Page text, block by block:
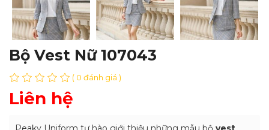
Bộ Vest Nữ 107043
( 0 đánh giá )
Liên hệ